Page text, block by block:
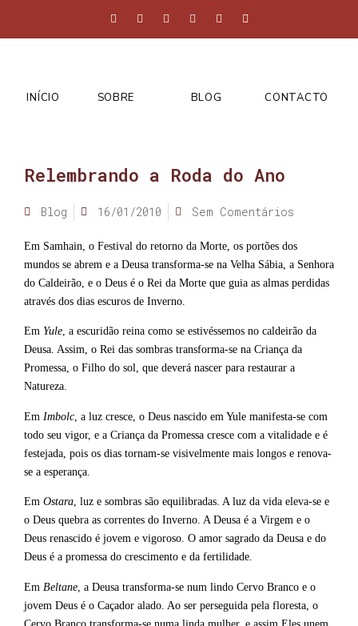
INÍCIO SOBRE BLOG CONTACTO
Relembrando a Roda do Ano
Blog 16/01/2010 Sem Comentários
Em Samhain, o Festival do retorno da Morte, os portões dos
mundos se abrem e a Deusa transforma-se na Velha Sábia, a Senhora
do Caldeirão, e o Deus é o Rei da Morte que guia as almas perdidas
através dos dias escuros de Inverno.
Em Yule, a escuridão reina como se estivéssemos no caldeirão da
Deusa. Assim, o Rei das sombras transforma-se na Criança da
Promessa, o Filho do sol, que deverá nascer para restaurar a
Natureza.
Em Imbolc , a luz cresce, o Deus nascido em Yule manifesta-se com
todo seu vigor, e a Criança da Promessa cresce com a vitalidade e é
festejada, pois os dias tornam-se visivelmente mais longos e renova-
se a esperança.
Em Ostara, luz e sombras são equilibradas. A luz da vida eleva-se e
o Deus quebra as correntes do Inverno. A Deusa é a Virgem e o
Deus renascido é jovem e vigoroso. O amor sagrado da Deusa e do
Deus é a promessa do crescimento e da fertilidade.
Em Beltane , a Deusa transforma-se num lindo Cervo Branco e o
jovem Deus é o Caçador alado. Ao ser perseguida pela floresta, o